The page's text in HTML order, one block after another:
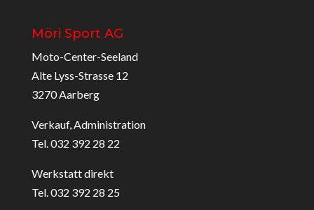
Möri Sport AG
Moto-Center-Seeland
Alte Lyss-Strasse 12
3270 Aarberg
Verkauf, Administration
Tel. 032 392 28 22
Werkstatt direkt
Tel. 032 392 28 25